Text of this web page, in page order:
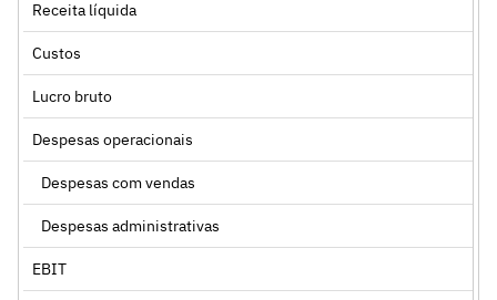
Receita líquida
Custos
Lucro bruto
Despesas operacionais
Despesas com vendas
Despesas administrativas
EBIT